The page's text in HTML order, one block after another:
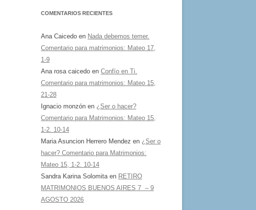
COMENTARIOS RECIENTES
Ana Caicedo en Nada debemos temer.
Comentario para matrimonios: Mateo 17,
1-9
Ana rosa caicedo en Confío en Ti.
Comentario para matrimonios: Mateo 15,
21-28
Ignacio monzón en ¿Ser o hacer?
Comentario para Matrimonios: Mateo 15,
1-2. 10-14
Maria Asuncion Herrero Mendez en ¿Ser o
hacer? Comentario para Matrimonios:
Mateo 15, 1-2. 10-14
Sandra Karina Solomita en RETIRO
MATRIMONIOS BUENOS AIRES 7 – 9
AGOSTO 2026